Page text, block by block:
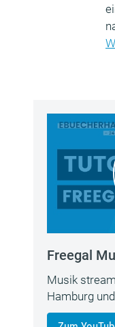
Freegal
Musik
Hamburg und